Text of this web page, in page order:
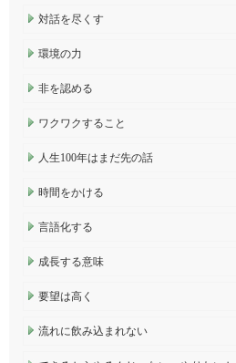
対話を尽くす
環境の力
非を認める
ワクワクすること
人生100年はまだ先の話
時間をかける
言語化する
成長する意味
要望は高く
流れに飲み込まれない